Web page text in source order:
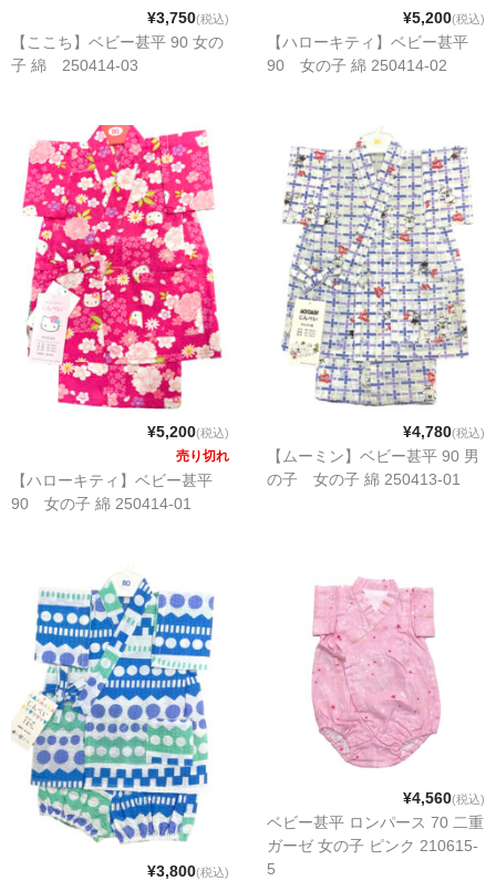
¥3,750(税込)
【ここち】ベビー甚平 90 女の
子 綿 250414-03
¥5,200(税込)
【ハローキティ】ベビー甚平
90 女の子 綿 250414-02
¥5,200(税込)
売り切れ
【ハローキティ】ベビー甚平
90 女の子 綿 250414-01
¥4,780(税込)
【ムーミン】ベビー甚平 90 男
の子 女の子 綿 250413-01
¥3,800(税込)
¥4,560(税込)
ベビー甚平 ロンパース 70 二重
ガーゼ 女の子 ピンク 210615-
5